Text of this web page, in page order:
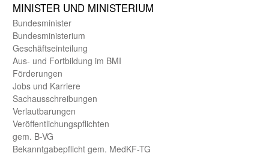
MINISTER UND MINIST­ERIUM
Bundes­minister
Bundes­ministerium
Geschäfts­einteilung
Aus- und Fortbildung im BMI
Förderungen
Jobs und Karriere
Sachaus­schreibungen
Verlautbarungen
Veröffentlichungspflichten
gem. B-VG
Bekanntgabepflicht gem. MedKF-TG